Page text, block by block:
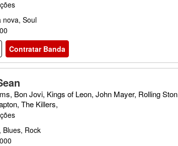
nova, Soul
Contratar Banda
Bon Jovi, Kings of Leon, John Mayer, Rolling Ston
The Killers,
Blues, Rock